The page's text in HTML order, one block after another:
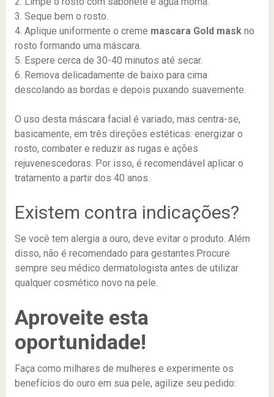
3. Seque bem o rosto.
4. Aplique uniformente o creme mascara Gold maskno
rosto formando uma máscara.
5. Espere cerca de 30-40 minutos até secar.
6. Remova delicadamente de baixo para cima
descolando as bordas e depois puxando suavemente.
O uso desta máscara facial é variado, mas centra-se,
basicamente, em três direções estéticas: energizar o
rosto, combater e reduzir as rugas e ações
rejuvenescedoras. Por isso, é recomendável aplicar o
tratamento a partir dos 40 anos.
Existem contra indicações?
Se você tem alergia a ouro, deve evitar o produto. Além
disso, não é recomendado para gestantes.Procure
sempre seu médico dermatologista antes de utilizar
qualquer cosmético novo na pele.
Aproveite esta
oportunidade!
Faça como milhares de mulheres e experimente os
benefícios do ouro em sua pele, agilize seu pedido: